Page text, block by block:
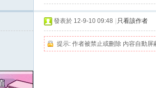
發表於 12-9-10 09:48 只看該作者
提示: 作者被禁止或刪除 內容自動屏